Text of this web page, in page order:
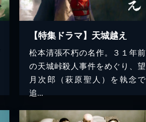
【特集ドラマ】天城越え
松本清張不朽の名作。３１年前
の天城峠殺人事件をめぐり、望
月次郎（萩原聖人）を執念で
追...